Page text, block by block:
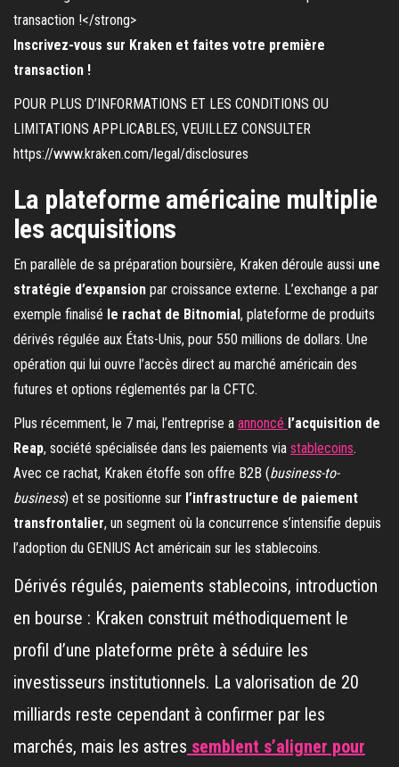
Inscrivez-vous sur Kraken et faites votre première
transaction !
POUR PLUS D’INFORMATIONS ET LES CONDITIONS OU
LIMITATIONS APPLICABLES, VEUILLEZ CONSULTER
https://www.kraken.com/legal/disclosures
La plateforme américaine multiplie
les acquisitions
En parallèle de sa préparation boursière, Kraken déroule aussi une
stratégie d’expansion par croissance externe. L’exchange a par
exemple finalisé le rachat de Bitnomial, plateforme de produits
dérivés régulée aux États-Unis, pour 550 millions de dollars. Une
opération qui lui ouvre l’accès direct au marché américain des
futures et options réglementés par la CFTC.
Plus récemment, le 7 mai, l’entreprise a annoncé l’acquisition de
Reap, société spécialisée dans les paiements via stablecoins.
Avec ce rachat, Kraken étoffe son offre B2B (business-to-
business) et se positionne sur l’infrastructure de paiement
transfrontalier, un segment où la concurrence s’intensifie depuis
l’adoption du GENIUS Act américain sur les stablecoins.
Dérivés régulés, paiements stablecoins, introduction
en bourse : Kraken construit méthodiquement le
profil d’une plateforme prête à séduire les
investisseurs institutionnels. La valorisation de 20
milliards reste cependant à confirmer par les
marchés, mais les astres semblent s’aligner pour